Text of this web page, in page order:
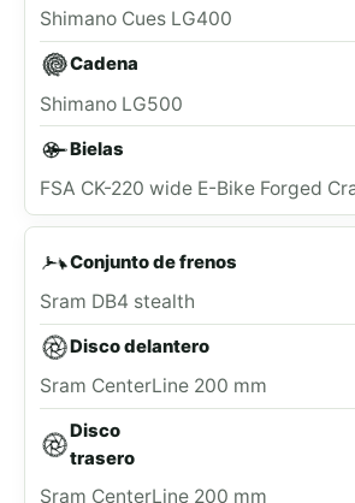
Shimano Cues LG400
Cadena
Shimano LG500
Bielas
FSA CK-220 wide E-Bike Forged
Conjunto de frenos
Sram DB4 stealth
Disco delantero
Sram CenterLine 200 mm
Disco
trasero
Sram CenterLine 200 mm